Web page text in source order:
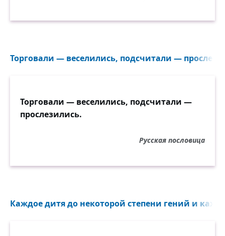
Торговали — веселились, подсчитали —
Торговали — веселились, подсчитали —
прослезились.
Русская пословица
Каждое дитя до некоторой степени гений и